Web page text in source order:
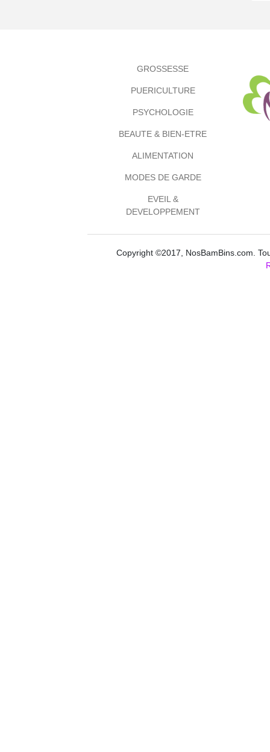
GROSSESSE
PUERICULTURE
PSYCHOLOGIE
BEAUTE & BIEN-ETRE
ALIMENTATION
MODES DE GARDE
EVEIL &
DEVELOPPEMENT
Copyright ©2017, NosBamBins.com.